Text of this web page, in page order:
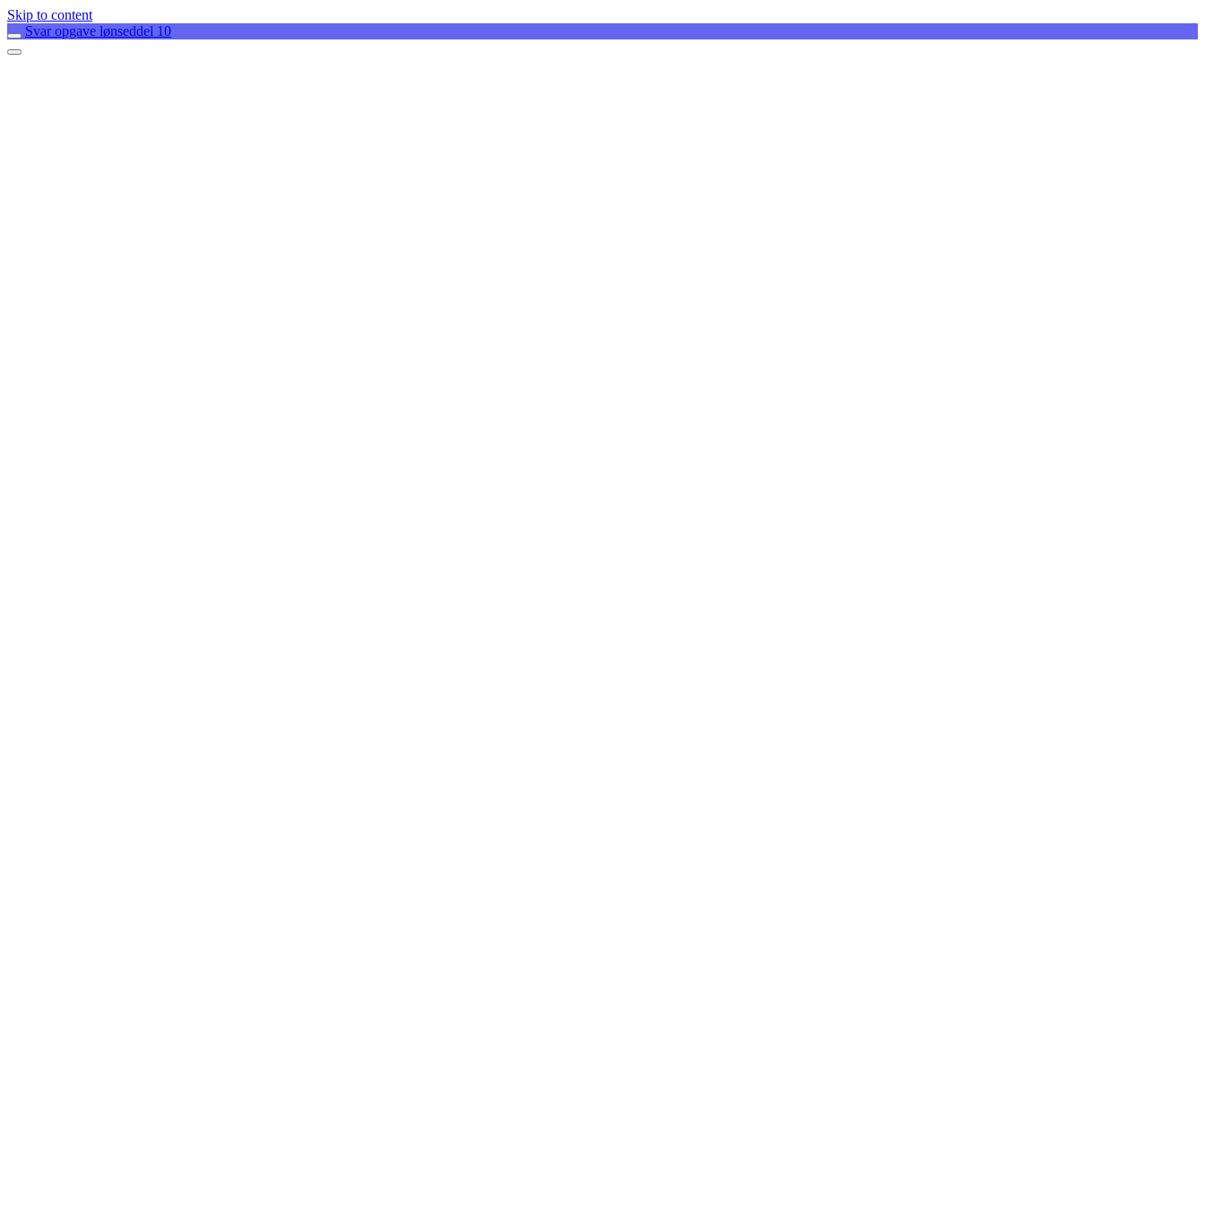
Skip to content
Svar opgave lønseddel 10